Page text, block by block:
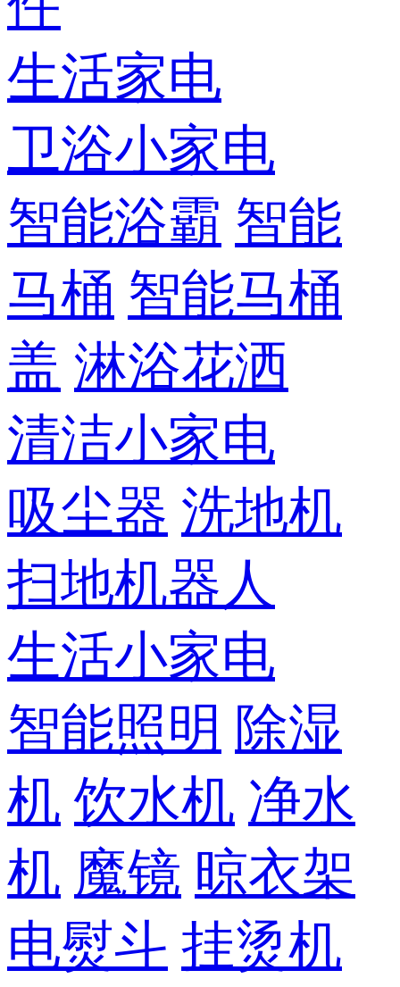
生活家电
卫浴小家电
智能浴霸 智能
马桶 智能马桶
盖 淋浴花洒
清洁小家电
吸尘器 洗地机
扫地机器人
生活小家电
智能照明 除湿
机 饮水机 净水
机 魔镜 晾衣架
电熨斗 挂烫机